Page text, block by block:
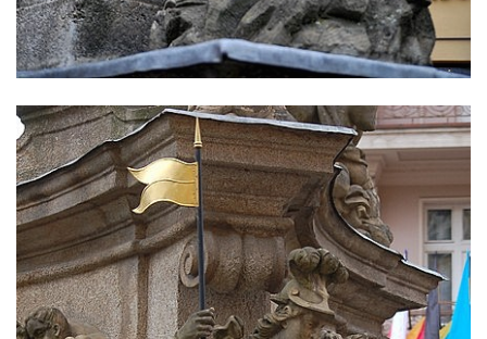
Sloup Panny Marie v Ostrově
Sloup Nejsvětější Trojice v Ostrově
Sloup Panny Marie v Milhostově
Sloup Nejsvětější Trojice v Blíževedlech
Sloup Nejsvětější Trojice v Chomutově
Sloup svatého Floriána v Chomutově
Sloup Panny Marie v Lokti
Sloup Nejsvětější trojice v Lokti
Sloup Nejsvětější trojice v Krásně